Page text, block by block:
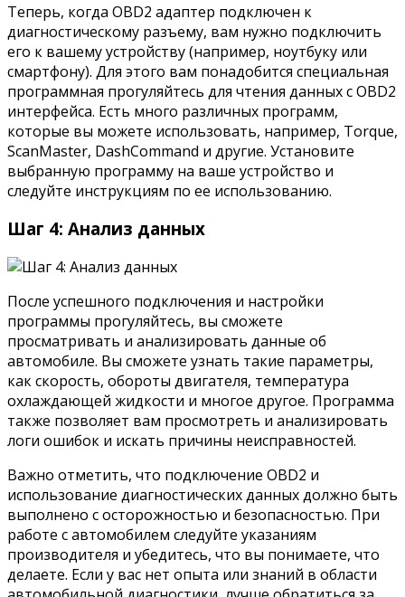
Теперь, когда OBD2 адаптер подключен к
диагностическому разъему, вам нужно подключить
его к вашему устройству (например, ноутбуку или
смартфону). Для этого вам понадобится специальная
программная прогуляйтесь для чтения данных с OBD2
интерфейса. Есть много различных программ,
которые вы можете использовать, например, Torque,
ScanMaster, DashCommand и другие. Установите
выбранную программу на ваше устройство и
следуйте инструкциям по ее использованию.
Шаг 4: Анализ данных
После успешного подключения и настройки
программы прогуляйтесь, вы сможете
просматривать и анализировать данные об
автомобиле. Вы сможете узнать такие параметры,
как скорость, обороты двигателя, температура
охлаждающей жидкости и многое другое. Программа
также позволяет вам просмотреть и анализировать
логи ошибок и искать причины неисправностей.
Важно отметить, что подключение OBD2 и
использование диагностических данных должно быть
выполнено с осторожностью и безопасностью. При
работе с автомобилем следуйте указаниям
производителя и убедитесь, что вы понимаете, что
делаете. Если у вас нет опыта или знаний в области